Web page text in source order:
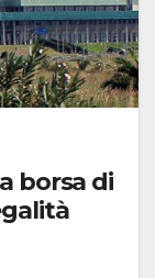
borsa di